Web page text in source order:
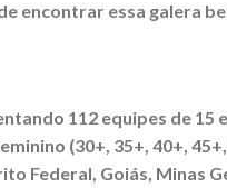
encontrar essa galera
112 equipes de 15
(30+, 35+, 40+,
Federal, Goiás, Minas